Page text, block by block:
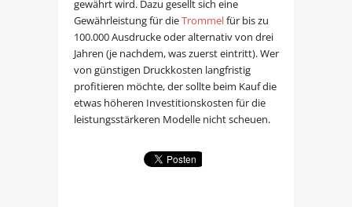
gewährt wird. Dazu gesellt sich eine
Gewährleistung für dieTrommelfür bis zu
100.000 Ausdrucke oder alternativ von drei
Jahren (je nachdem, was zuerst eintritt). Wer
von günstigen Druckkosten langfristig
profitieren möchte, der sollte beim Kauf die
etwas höheren Investitionskosten für die
leistungsstärkeren Modelle nicht scheuen.